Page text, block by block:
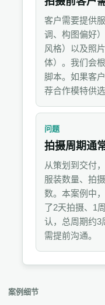
客户需要提供
调、构图偏好
风格）以及照
体）。我们会
脚本。如果客
荐合作模特供选
问题
拍摄周期通
从策划到交付
服装数量、拍
数。本案例中
了2天拍摄、1
认，总周期约3
需提前沟通。
案例细节